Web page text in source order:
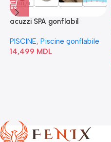
acuzzi SPA gonflabil
Bubble” 28446
PISCINE, Piscine gonflabile
14,499 MDL